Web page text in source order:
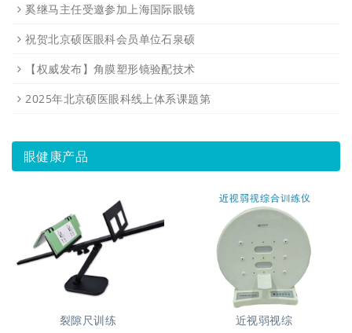
奚继马主任受邀参加上海国际眼镜
祝贺北京硕医眼科会员单位石泉硕
【权威发布】角膜塑形镜验配技术
2025年北京硕医眼科线上体系课题第
眼健康产品
裂隙尺训练 近视弱视综